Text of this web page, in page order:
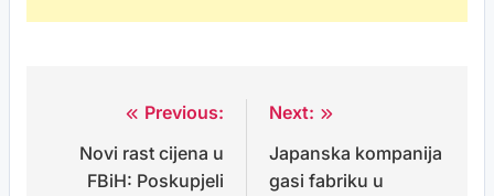
navigation
Previous:
Novi rast cijena u
FBiH: Poskupjeli
Next:
Japanska kompanija
gasi fabriku u